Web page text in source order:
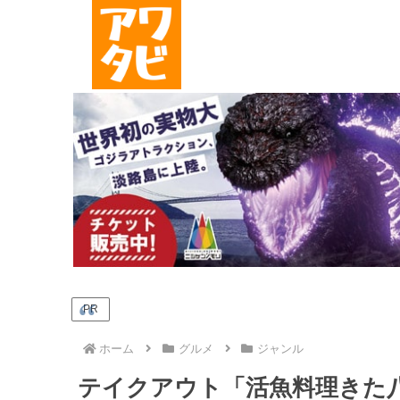
PR
ホーム グルメ ジャンル
テイクアウト「活魚料理きた